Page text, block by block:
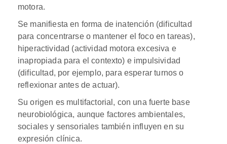
motora.
Se manifiesta en forma de inatención (dificultad
para concentrarse o mantener el foco en tareas),
hiperactividad (actividad motora excesiva e
inapropiada para el contexto) e impulsividad
(dificultad, por ejemplo, para esperar turnos o
reflexionar antes de actuar).
Su origen es multifactorial, con una fuerte base
neurobiológica, aunque factores ambientales,
sociales y sensoriales también influyen en su
expresión clínica.